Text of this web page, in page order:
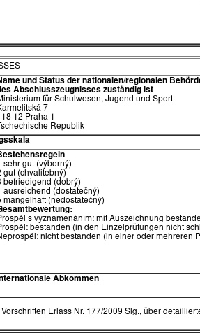
und Status der nationalen/regionalen
Abschlusszeugnisses zuständig ist
für Schulwesen, Jugend und Sport
7
12 Praha 1
Tschechische Republik
sehr gut (výborný)
gut (chvalitebný)
befriedigend (dobrý)
ausreichend (dostatečný)
mangelhaft (nedostatečný)
s vyznamenáním: mit Auszeichnung
bestanden (in den Einzelprüfungen nicht
nicht bestanden (in einer oder mehreren
Internationale Abkommen
Erlass Nr. 177/2009 Slg., über